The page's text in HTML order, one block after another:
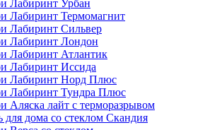
Лабиринт Урбан
Лабиринт Термомагнит
Лабиринт Сильвер
Лабиринт Лондон
Лабиринт Атлантик
Лабиринт Иссида
Лабиринт Норд Плюс
Лабиринт Тундра Плюс
Аляска лайт с терморазрывом
для дома со стеклом Скандия